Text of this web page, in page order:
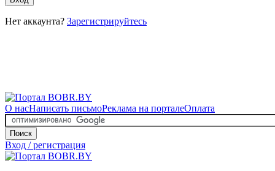
Нет аккаунта? Зарегистрируйтесь
О насНаписать письмоРеклама на порталеОплата
Поиск
Вход / регистрация